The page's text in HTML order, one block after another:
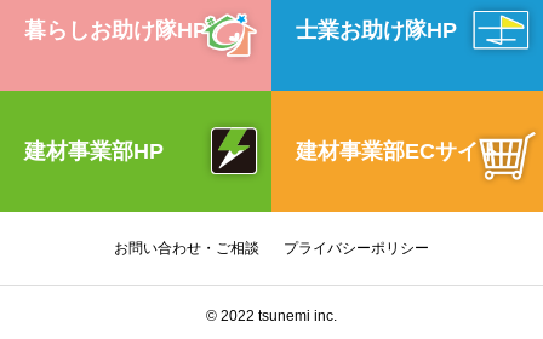
暮らしお助け隊HP 士業お助け隊HP
建材事業部HP 建材事業部ECサイト
お問い合わせ・ご相談 プライバシーポリシー
© 2022 tsunemi inc.